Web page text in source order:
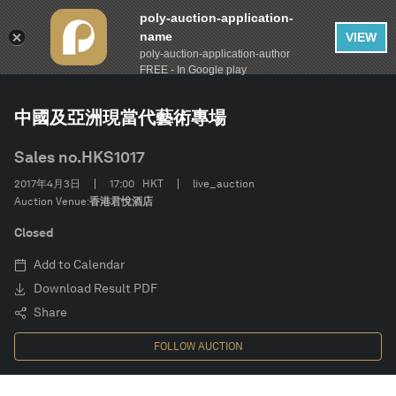
AUCTION 保利香港 2017春季拍賣
中國及亞洲現當代藝術專場
Sales no.HKS1017
2017年4月3日 17:00 HKT
live_auction
Auction Venue:香港君悅酒店
Closed
Add to Calendar
Download Result PDF
Share
FOLLOW AUCTION
FILTER Clear
Estimate
款識
CONFIRM
poly-auction-application-
name
poly-auction-application-author
FREE - In Google play
VIEW